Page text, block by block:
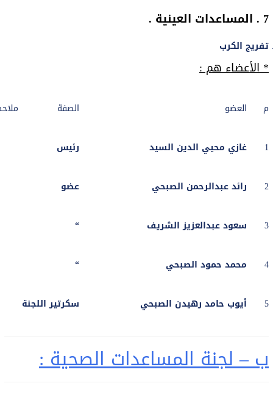
7 . المساعدات العينية .
تفريج الكرب
* الأعضاء هم :
م العضو الصفة
1 غازي محيي الدين السيد رئيس
2 رائد عبدالرحمن الصبحي عضو
3 سعود عبدالعزيز الشريف “
4 محمد حمود الصبحي “
5 أيوب حامد رهيدن الصبحي سكرتير اللجنة
ب – لجنة المساعدات الصحية :